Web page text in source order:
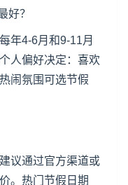
好？
年4-6月和9-11月
人偏好决定：喜欢
闹氛围可选节假
议通过官方渠道或
。热门节假日期